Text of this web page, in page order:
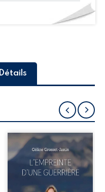
Détails
Que reste-t-il de
l’enfance lorsque
la maladie impose
ses propres règles
? L’empreinte
d’une guerrière